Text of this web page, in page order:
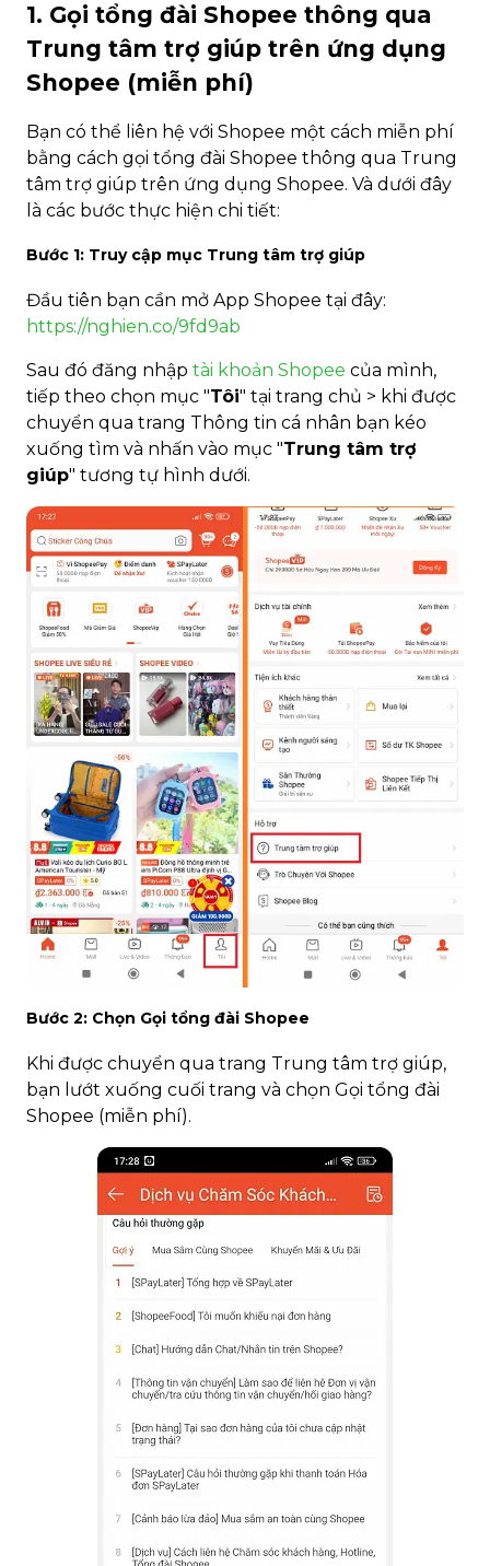
1. Gọi tổng đài Shopee thông qua
Trung tâm trợ giúp trên ứng dụng
Shopee (miễn phí)
Bạn có thể liên hệ với Shopee một cách miễn phí
bằng cách gọi tổng đài Shopee thông qua Trung
tâm trợ giúp trên ứng dụng Shopee. Và dưới đây
là các bước thực hiện chi tiết:
Bước 1: Truy cập mục Trung tâm trợ giúp
Đầu tiên bạn cần mở App Shopee tại đây:
https://nghien.co/9fd9ab
Sau đó đăng nhập tài khoản Shopee của mình,
tiếp theo chọn mục "Tôi" tại trang chủ > khi được
chuyển qua trang Thông tin cá nhân bạn kéo
xuống tìm và nhấn vào mục "Trung tâm trợ
giúp" tương tự hình dưới.
Bước 2: Chọn Gọi tổng đài Shopee
Khi được chuyển qua trang Trung tâm trợ giúp,
bạn lướt xuống cuối trang và chọn Gọi tổng đài
Shopee (miễn phí).